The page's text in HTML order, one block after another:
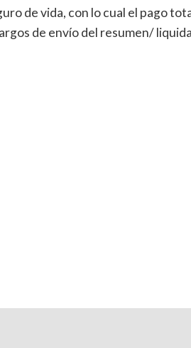
de vida, con lo cual el pago
de envío del resumen/